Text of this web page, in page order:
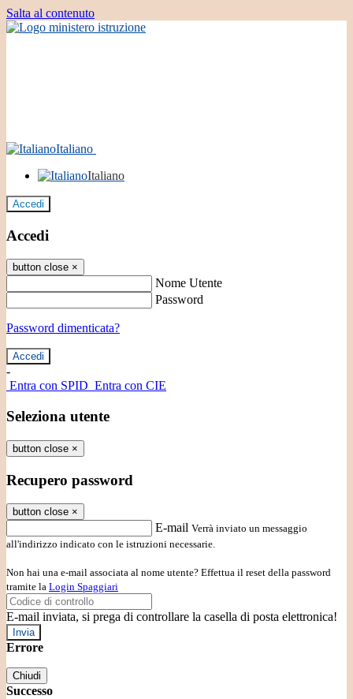
Salta al contenuto
Italiano
Italiano
Accedi
Accedi
button close ×
Nome Utente
Password
Password dimenticata?
-
Entra con SPID Entra con CIE
Seleziona utente
button close ×
Recupero password
button close ×
E-mail Verrà inviato un messaggio
all'indirizzo indicato con le istruzioni necessarie.
Non hai una e-mail associata al nome utente? Effettua il reset della password
tramite la Login Spaggiari
E-mail inviata, si prega di controllare la casella di posta elettronica!
Errore
Chiudi
Successo